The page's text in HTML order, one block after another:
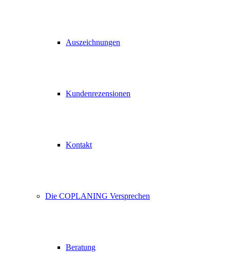
Auszeichnungen
Kundenrezensionen
Kontakt
Die COPLANING Versprechen
Beratung